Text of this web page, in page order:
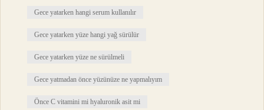
Gece yatarken hangi serum kullanılır
Gece yatarken yüze hangi yağ sürülür
Gece yatarken yüze ne sürülmeli
Gece yatmadan önce yüzünüze ne yapmalıyım
Önce C vitamini mi hyaluronik asit mi